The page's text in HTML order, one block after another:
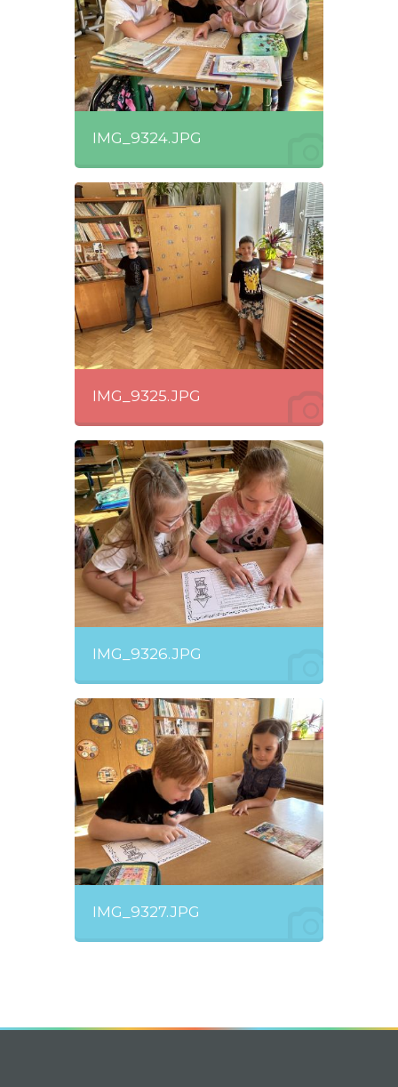
IMG_9324.JPG
IMG_9325.JPG
IMG_9326.JPG
IMG_9327.JPG